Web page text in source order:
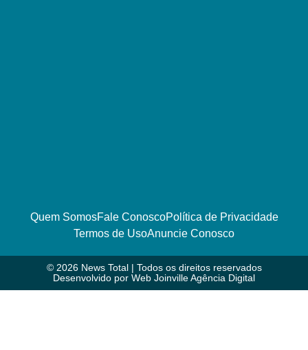
Quem SomosFale ConoscoPolítica de Privacidade
Termos de UsoAnuncie Conosco
© 2026 News Total | Todos os direitos reservados
Desenvolvido por Web Joinville Agência Digital